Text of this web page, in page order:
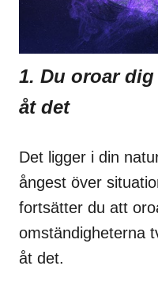
1. Du oroar
åt det
Det ligger i din
ångest över
fortsätter du att
omständigheterna
åt det.